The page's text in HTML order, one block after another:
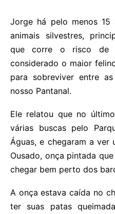
Jorge há pelo menos 15
animais silvestres,
que corre o risco de
considerado o maior
para sobreviver entre
nosso Pantanal.
Ele relatou que no
várias buscas pelo
Águas, e chegaram a ver
Ousado, onça pintada
chegar bem perto dos
A onça estava caída no
ter suas patas